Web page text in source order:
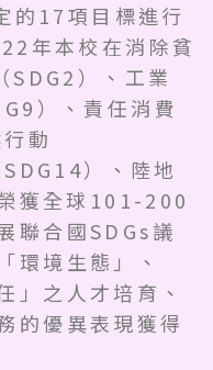
的17項目標進行
年本校在消除貧
SDG2）、工業
）、責任消費
動
）、陸地
獲全球101-200
聯合國SDGs議
環境生態」、
」之人才培育、
的優異表現獲得